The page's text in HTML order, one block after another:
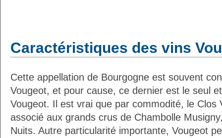
Caractéristiques des vins
Cette appellation de Bourgogne est souvent
Vougeot, et pour cause, ce dernier est le seul
Vougeot. Il est vrai que par commodité, le Clos
associé aux grands crus de Chambolle
Nuits. Autre particularité importante, Vougeot